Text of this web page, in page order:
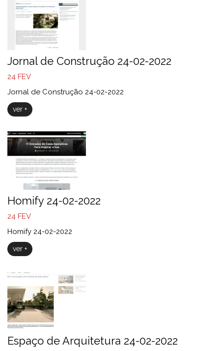
Jornal de Construção 24-02-2022
24 FEV
Jornal de Construção 24-02-2022
ver +
Homify 24-02-2022
24 FEV
Homify 24-02-2022
ver +
Espaço de Arquitetura 24-02-2022